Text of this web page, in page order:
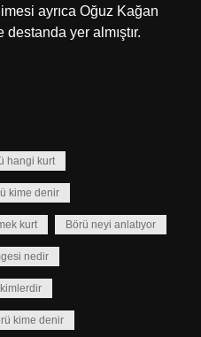
ayrıca Oğuz Kağan
yer almıştır.
hangi kurt
kime denir
kurt Börü neyi anlatıyor
nedir
kime denir